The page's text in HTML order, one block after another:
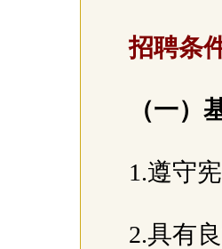
招聘条
（一）
1.遵守
2.具有